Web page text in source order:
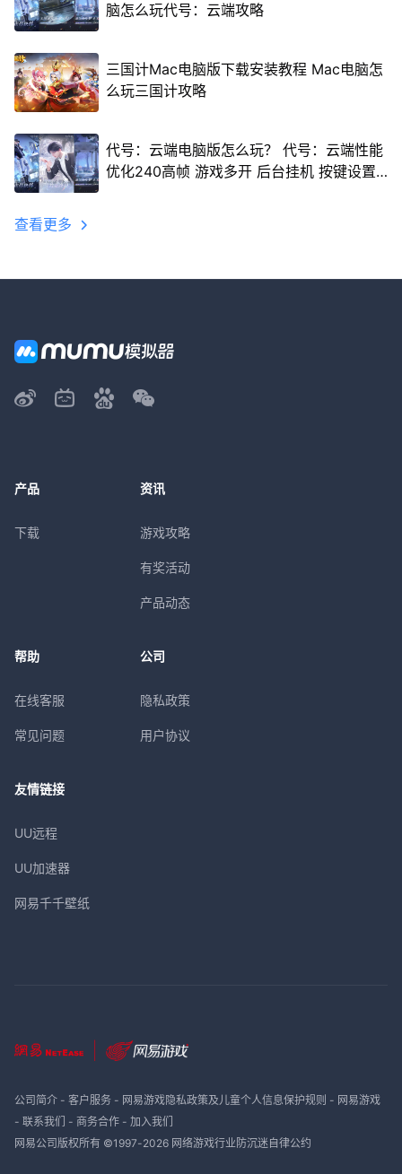
脑怎么玩代号：云端攻略
三国计Mac电脑版下载安装教程 Mac电脑怎
么玩三国计攻略
代号：云端电脑版怎么玩？ 代号：云端性能
优化240高帧 游戏多开 后台挂机 按键设置
查看更多
产品
下载
资讯
游戏攻略
有奖活动
产品动态
帮助
在线客服
常见问题
公司
隐私政策
用户协议
友情链接
UU远程
UU加速器
网易千千壁纸
公司简介- 客户服务- 网易游戏隐私政策及儿童个人信息保护规则 - 网易游戏
- 联系我们 - 商务合作- 加入我们
网易公司版权所有 ©1997-2026 网络游戏行业防沉迷自律公约